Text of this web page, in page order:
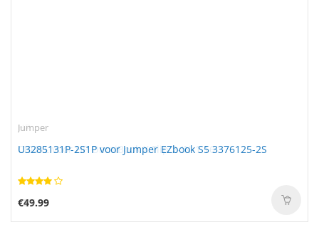
Jumper
U3285131P-2S1P voor Jumper EZbook S5 3376125-2S
€49.99